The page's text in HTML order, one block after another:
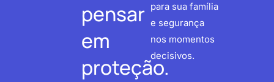
pensar
em
proteção.
para sua família
e segurança
nos momentos
decisivos.